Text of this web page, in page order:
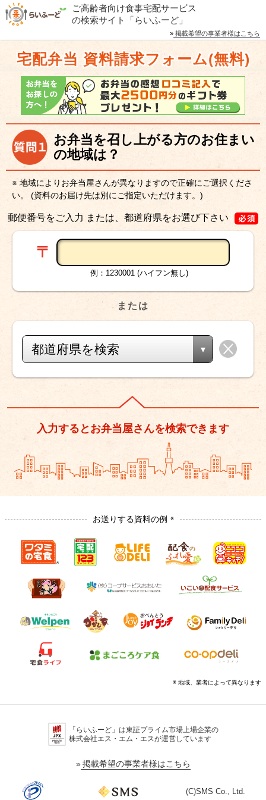
ご高齢者向け食事宅配サービス
の検索サイト「らいふーど」
» 掲載希望の事業者様はこちら
宅配弁当 資料請求フォーム(無料)
お弁当を召し上がる方のお住まい
の地域は？
※ 地域によりお弁当屋さんが異なりますので正確にご選択くださ
い。 (資料のお届け先は別にご指定いただけます。)
郵便番号をご入力 または、都道府県をお選び下さい
〒
例：1230001 (ハイフン無し)
または
都道府県を検索
入力するとお弁当屋さんを検索できます
お送りする資料の例 ※
※ 地域、業者によって異なります
「らいふーど」は東証プライム市場上場企業の
株式会社エス・エム・エスが運営しています
» 掲載希望の事業者様はこちら
(C)SMS Co., Ltd.